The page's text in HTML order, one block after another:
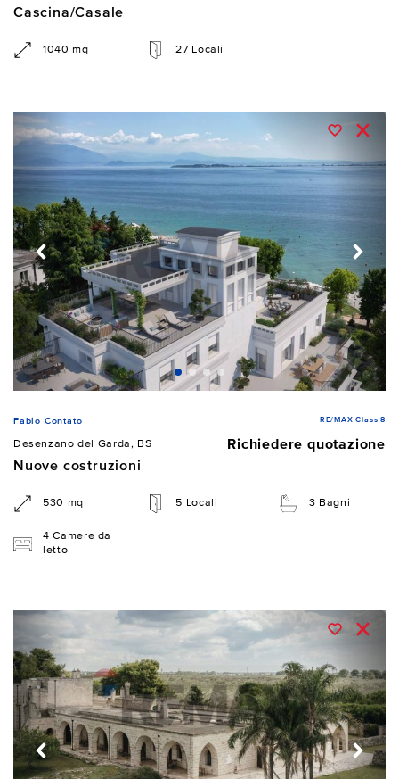
Cascina/Casale
1040 mq 27 Locali
Fabio Contato RE/MAX Class 8
Desenzano del Garda, BS
Richiedere quotazione
Nuove costruzioni
530 mq 5 Locali 3 Bagni
4 Camere da
letto